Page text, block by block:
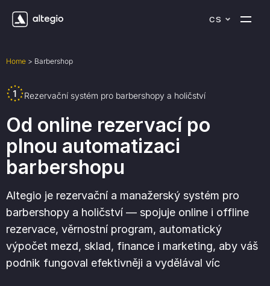
CS
Home > Barbershop
Rezervační systém pro barbershopy a holičství
Od online rezervací po
plnou automatizaci
barbershopu
Altegio je rezervační a manažerský systém pro
barbershopy a holičství — spojuje online i offline
rezervace, věrnostní program, automatický
výpočet mezd, sklad, finance i marketing, aby váš
podnik fungoval efektivněji a vydělával víc